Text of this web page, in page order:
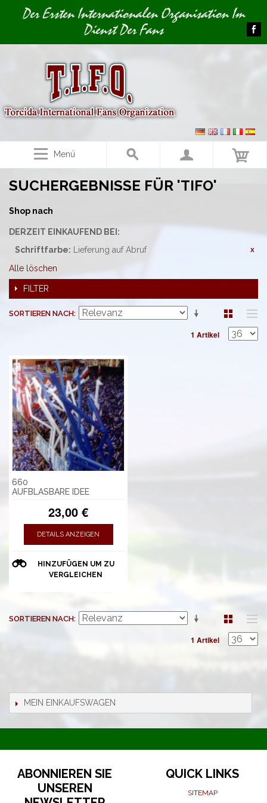
Image 01
Image 02Der Ersten Internationalen Organisation Im
Dienst Der Fans
Menü
SUCHERGEBNISSE FÜR 'TIFO'
Shop nach
DERZEIT EINKAUFEND BEI:
Schriftfarbe:
Lieferung auf Abruf
Alle löschen
FILTER
SORTIEREN NACH
1 Artikel
660
AUFBLASBARE IDEE
23,00 €
DETAILS ANZEIGEN
HINZUFÜGEN UM ZU
VERGLEICHEN
SORTIEREN NACH
1 Artikel
MEIN EINKAUFSWAGEN
ABONNIEREN SIE
UNSEREN
QUICK LINKS
SITEMAP